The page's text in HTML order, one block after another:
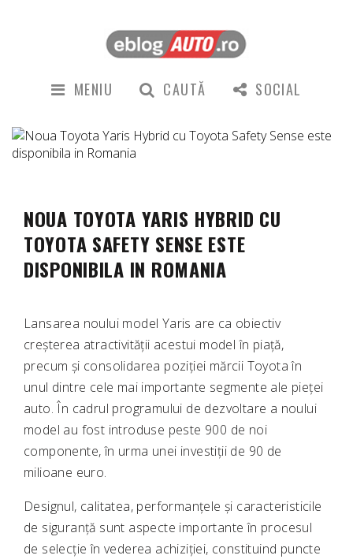
MENIU CAUTĂ SOCIAL
NOUA TOYOTA YARIS HYBRID CU
TOYOTA SAFETY SENSE ESTE
DISPONIBILA IN ROMANIA
Lansarea noului model Yaris are ca obiectiv
creșterea atractivității acestui model în piață,
precum și consolidarea poziției mărcii Toyota în
unul dintre cele mai importante segmente ale pieței
auto. În cadrul programului de dezvoltare a noului
model au fost introduse peste 900 de noi
componente, în urma unei investiții de 90 de
milioane euro.
Designul, calitatea, performanțele și caracteristicile
de siguranță sunt aspecte importante în procesul
de selecție în vederea achiziției, constituind puncte